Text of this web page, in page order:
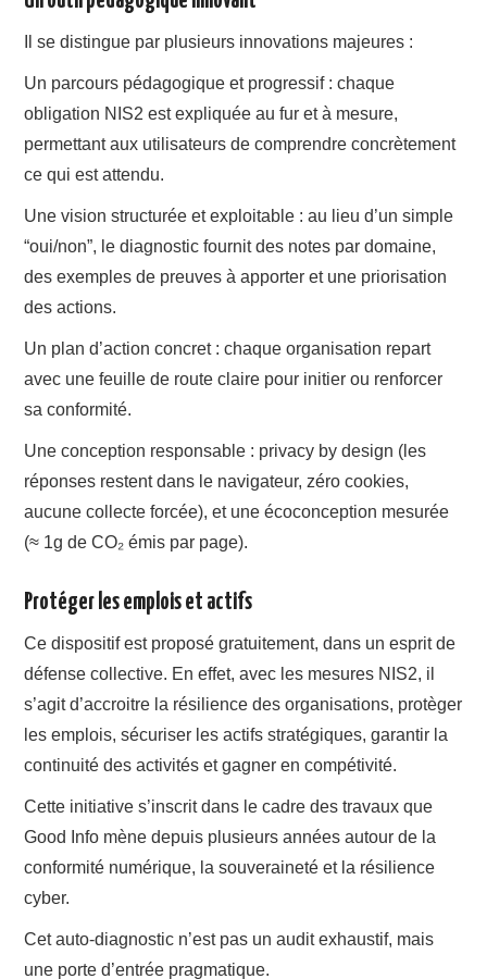
Il se distingue par plusieurs innovations majeures :
Un parcours pédagogique et progressif : chaque
obligation NIS2 est expliquée au fur et à mesure,
permettant aux utilisateurs de comprendre concrètement
ce qui est attendu.
Une vision structurée et exploitable : au lieu d’un simple
“oui/non”, le diagnostic fournit des notes par domaine,
des exemples de preuves à apporter et une priorisation
des actions.
Un plan d’action concret : chaque organisation repart
avec une feuille de route claire pour initier ou renforcer
sa conformité.
Une conception responsable : privacy by design (les
réponses restent dans le navigateur, zéro cookies,
aucune collecte forcée), et une écoconception mesurée
(≈ 1g de CO₂ émis par page).
Protéger les emplois et actifs
Ce dispositif est proposé gratuitement, dans un esprit de
défense collective. En effet, avec les mesures NIS2, il
s’agit d’accroitre la résilience des organisations, protèger
les emplois, sécuriser les actifs stratégiques, garantir la
continuité des activités et gagner en compétivité.
Cette initiative s’inscrit dans le cadre des travaux que
Good Info mène depuis plusieurs années autour de la
conformité numérique, la souveraineté et la résilience
cyber.
Cet auto-diagnostic n’est pas un audit exhaustif, mais
une porte d’entrée pragmatique.